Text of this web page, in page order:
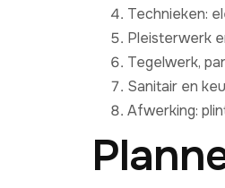
Technieken:
Pleisterwerk
Tegelwerk,
Sanitair en
Afwerking: